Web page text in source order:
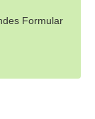
Formular